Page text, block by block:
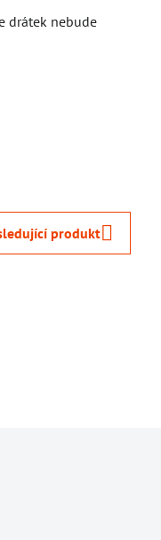
drátek nebude
produkt